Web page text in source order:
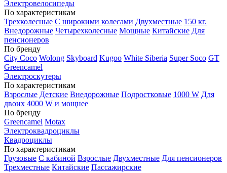
Электровелосипеды
По характеристикам
Трехколесные С широкими колесами Двухместные 150 кг.
Внедорожные Четырехколесные Мощные Китайские Для
пенсионеров
По бренду
City Coco Wolong Skyboard Kugoo White Siberia Super Soco GT
Greencamel
Электроскутеры
По характеристикам
Взрослые Детские Внедорожные Подростковые 1000 W Для
двоих 4000 W и мощнее
По бренду
Greencamel Motax
Электроквадроциклы
Квадроциклы
По характеристикам
Грузовые С кабиной Взрослые Двухместные Для пенсионеров
Трехместные Китайские Пассажирские